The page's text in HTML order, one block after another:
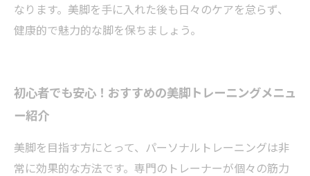
なります。美脚を手に入れた後も日々のケアを怠らず、
健康的で魅力的な脚を保ちましょう。
初心者でも安心！おすすめの美脚トレーニングメニュ
ー紹介
美脚を目指す方にとって、パーソナルトレーニングは非
常に効果的な方法です。専門のトレーナーが個々の筋力